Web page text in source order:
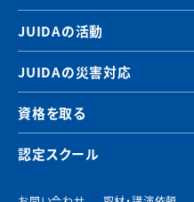
JUIDAの活動
JUIDAの災害対応
資格を取る
認定スクール